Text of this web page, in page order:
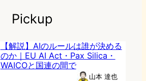
Pickup
【解説】AIのルールは誰が決める
のか｜EU AI Act・Pax Silica・
WAICOと国連の間で
山本 達也